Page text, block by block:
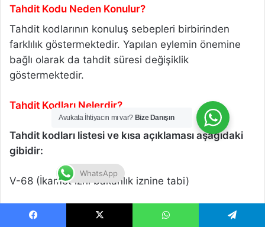
Tahdit Kodu Neden Konulur?
Tahdit kodlarının konuluş sebepleri birbirinden
farklılık göstermektedir. Yapılan eylemin önemine
bağlı olarak da tahdit süresi değişiklik
göstermektedir.
Tahdit Kodları Nelerdir?
Tahdit kodları listesi ve kısa açıklaması aşağıdaki
gibidir:
V-68 (İkamet izni bakanlık iznine tabi)
V-69 (İkamet izni iptal edilenler)
Avukata İhtiyacın mı var? Bize Danışın
WhatsApp